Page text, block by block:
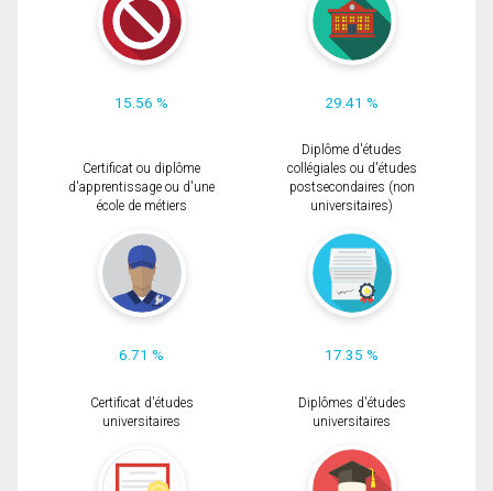
15.56 % 29.41 %
Certificat ou diplôme
d'apprentissage ou d'une
école de métiers
6.71 %
Diplôme d'études
collégiales ou d'études
postsecondaires (non
universitaires)
17.35 %
Certificat d'études
universitaires
Diplômes d'études
universitaires